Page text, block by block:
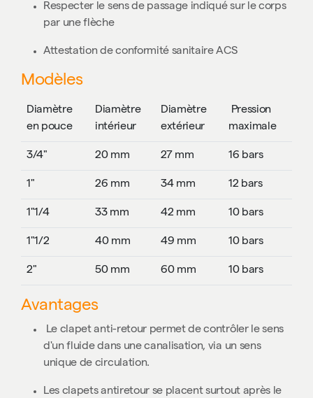
Respecter le sens de passage indiqué sur le corps
par une flèche
Attestation de conformité sanitaire ACS
Modèles
Diamètre
en pouce
Diamètre
intérieur
Diamètre
extérieur
Pression
maximale
3/4" 20 mm 27 mm 16 bars
1" 26 mm 34 mm 12 bars
1"1/4 33 mm 42 mm 10 bars
1"1/2 40 mm 49 mm 10 bars
2" 50 mm 60 mm 10 bars
Avantages
Le clapet anti-retour permet de contrôler le sens
d'un fluide dans une canalisation, via un sens
unique de circulation.
Les clapets antiretour se placent surtout après le